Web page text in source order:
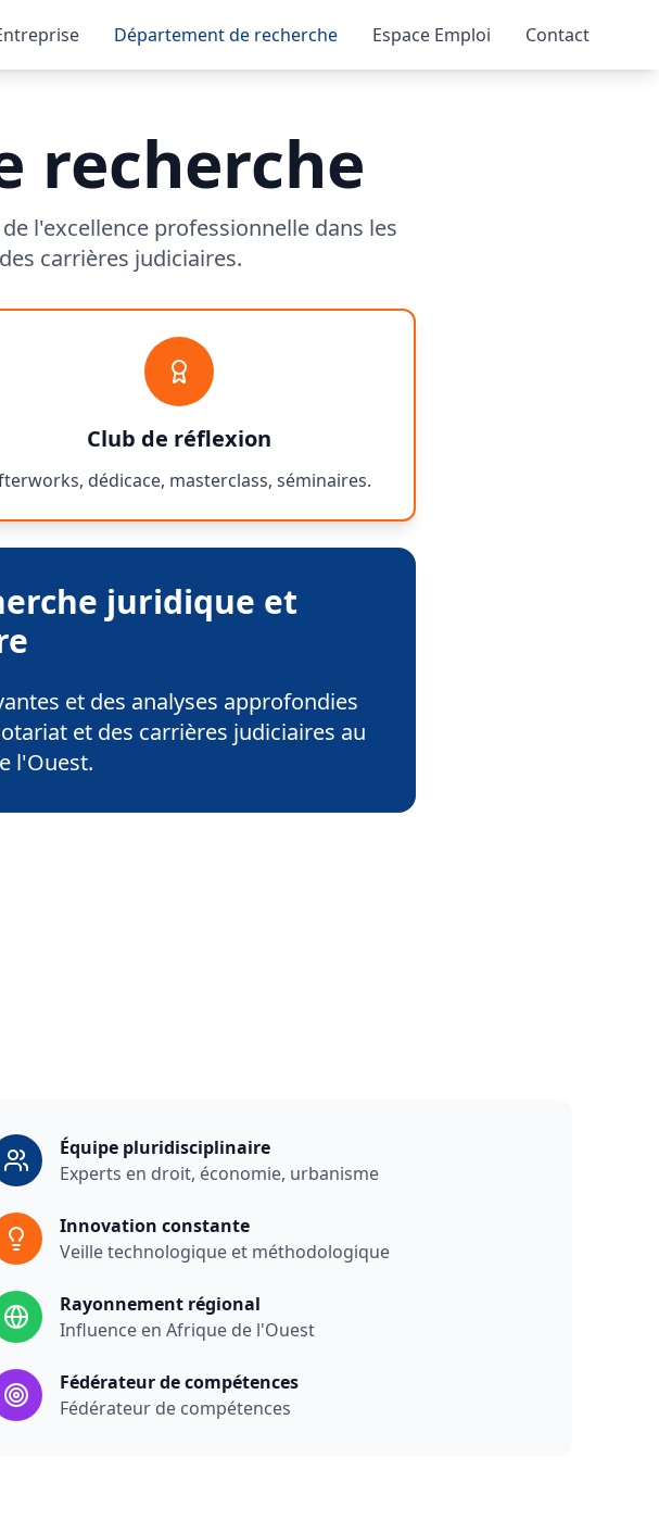
Département de recherche Espace Emploi Contact
recherche
l'excellence professionnelle dans les
carrières judiciaires.
Club de réflexion
dédicace, masterclass, séminaires.
juridique et
et des analyses approfondies
et des carrières judiciaires au
l'Ouest.
Équipe pluridisciplinaire
Experts en droit, économie, urbanisme
Innovation constante
Veille technologique et méthodologique
Rayonnement régional
Influence en Afrique de l'Ouest
Fédérateur de compétences
Fédérateur de compétences